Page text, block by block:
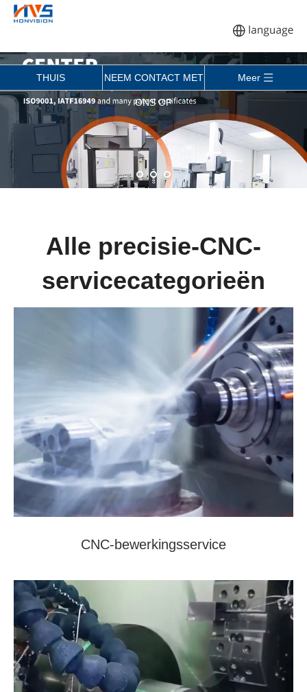
THUIS NEEM CONTACT MET
ONS OP
Meer
Alle precisie-CNC-
servicecategorieën
CNC-bewerkingsservice